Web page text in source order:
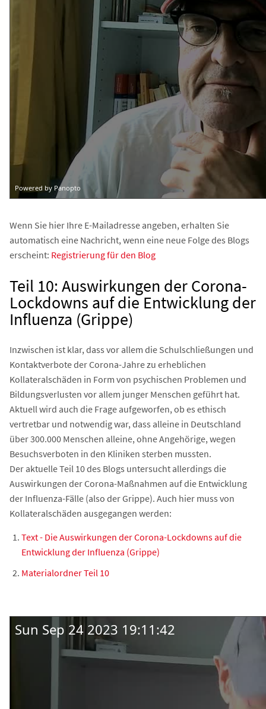
Wenn Sie hier Ihre E-Mailadresse angeben, erhalten Sie
automatisch eine Nachricht, wenn eine neue Folge des Blogs
erscheint: Registrierung für den Blog
Teil 10: Auswirkungen der Corona-
Lockdowns auf die Entwicklung der
Influenza (Grippe)
Inzwischen ist klar, dass vor allem die Schulschließungen und
Kontaktverbote der Corona-Jahre zu erheblichen
Kollateralschäden in Form von psychischen Problemen und
Bildungsverlusten vor allem junger Menschen geführt hat.
Aktuell wird auch die Frage aufgeworfen, ob es ethisch
vertretbar und notwendig war, dass alleine in Deutschland
über 300.000 Menschen alleine, ohne Angehörige, wegen
Besuchsverboten in den Kliniken sterben mussten.
Der aktuelle Teil 10 des Blogs untersucht allerdings die
Auswirkungen der Corona-Maßnahmen auf die Entwicklung
der Influenza-Fälle (also der Grippe). Auch hier muss von
Kollateralschäden ausgegangen werden:
Text - Die Auswirkungen der Corona-Lockdowns auf die
Entwicklung der Influenza (Grippe)
Materialordner Teil 10